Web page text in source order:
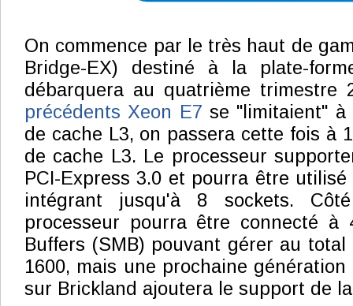
On commence par le très haut de
Bridge-EX) destiné à la plate-
débarquera au quatrième trimestre
précédents Xeon E7 se "limitaient"
de cache L3, on passera cette fois à
de cache L3. Le processeur
PCI-Express 3.0 et pourra être
intégrant jusqu'à 8 sockets.
processeur pourra être connecté à
Buffers (SMB) pouvant gérer au
1600, mais une prochaine
sur Brickland ajoutera le support de